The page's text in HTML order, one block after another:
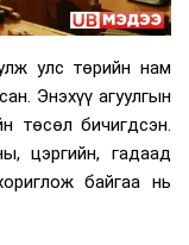
улс төрийн нам
Энэхүү агуулгын
төсөл бичигдсэн.
цэргийн, гадаад
байгаа нь